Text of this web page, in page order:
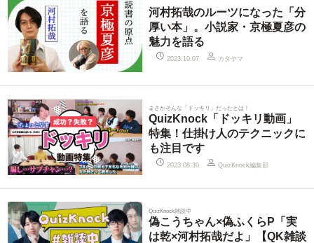
河村拓哉のルーツになった「分
厚い本」。小説家・京極夏彦の
魅力を語る
2023.10.07 カタヤマ
まさかそんな「ドッキリ」だったとは！
QuizKnock「ドッキリ動画」
特集！仕掛け人のテクニックに
も注目です
2023.08.30 QuizKnock編集部
QuizKnock雑談中
偽こうちゃん×偽ふくらP「実
は乾×河村拓哉だよ」【QK雑談